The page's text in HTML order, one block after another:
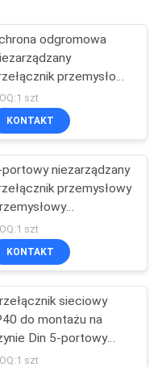
odgromowa
przemysłowy
Ethernet na
DIN 1000M
szt
KONTAKT
niezarządzany
przemysłowy
Ethernet do
na szynie Din
szt
KONTAKT
sieciowy
do montażu na
Din 5-portowy
interfejs UTP
szt